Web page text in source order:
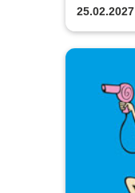
25.02.2027